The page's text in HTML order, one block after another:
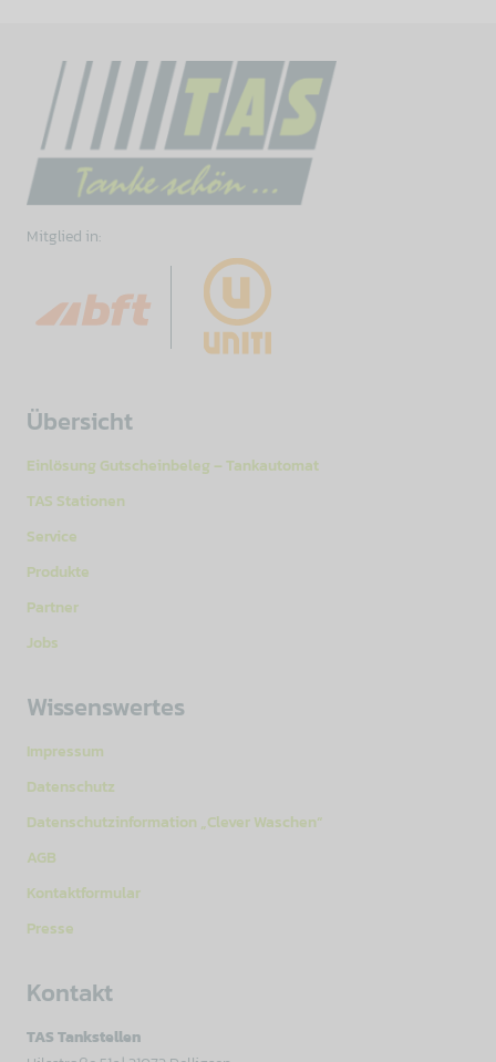
Mitglied in:
Übersicht
Einlösung Gutscheinbeleg – Tankautomat
TAS Stationen
Service
Produkte
Partner
Jobs
Wissenswertes
Impressum
Datenschutz
Datenschutzinformation „Clever Waschen“
AGB
Kontaktformular
Presse
Kontakt
TAS Tankstellen